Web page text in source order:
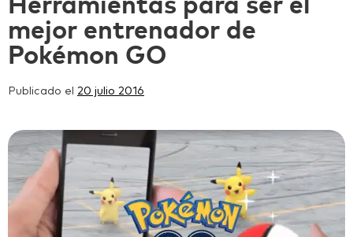
Herramientas para ser el
mejor entrenador de
Pokémon GO
Publicado el 20 julio 2016